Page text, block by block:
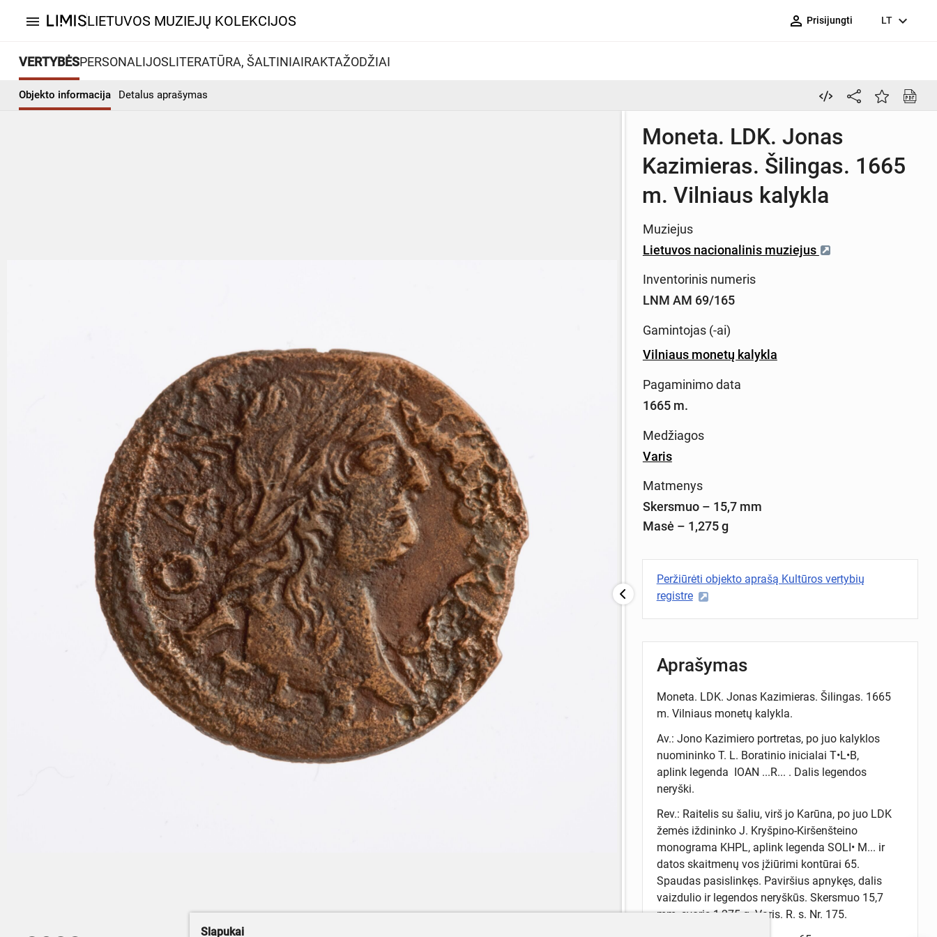
menu LIETUVOS MUZIEJŲ KOLEKCIJOS person_outline Prisijungti LT expand_more
VERTYBĖSPERSONALIJOSLITERATŪRA, ŠALTINIAIRAKTAŽODŽIAI
Objekto informacija Detalus aprašymas
Moneta. LDK. Jonas
Kazimieras. Šilingas. 1665
m. Vilniaus kalykla
Muziejus
Lietuvos nacionalinis muziejus
Inventorinis numeris
LNM AM 69/165
Gamintojas (-ai)
Vilniaus monetų kalykla
Pagaminimo data
1665 m.
Medžiagos
Varis
Matmenys
Skersmuo – 15,7 mm
Masė – 1,275 g
Peržiūrėti objekto aprašą Kultūros vertybių
registre
Aprašymas
Moneta. LDK. Jonas Kazimieras. Šilingas. 1665
m. Vilniaus monetų kalykla.
Av.: Jono Kazimiero portretas, po juo kalyklos
nuomininko T. L. Boratinio inicialai T•L•B,
aplink legenda IOAN ...R... . Dalis legendos
neryški.
Rev.: Raitelis su šaliu, virš jo Karūna, po juo LDK
žemės iždininko J. Kryšpino-Kiršenšteino
monograma KHPL, aplink legenda SOLI• M... ir
datos skaitmenų vos įžiūrimi kontūrai 65.
Spaudas pasislinkęs. Paviršius apnykęs, dalis
vaizdulio ir legendos neryškūs. Skersmuo 15,7
mm, svoris 1,275 g. Varis. R. s. Nr. 175.
Slapukai